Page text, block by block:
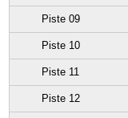
Piste 09
Piste 10
Piste 11
Piste 12